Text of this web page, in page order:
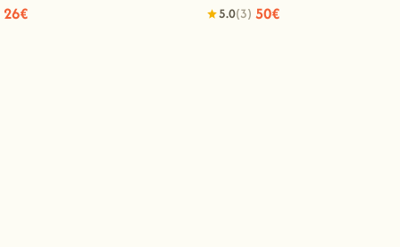
26€
5.0(3) 50€